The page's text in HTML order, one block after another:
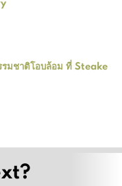
รมชาติโอบล้อม ที่ Steake